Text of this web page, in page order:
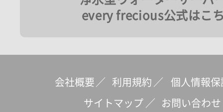
every frecious公式はこ
会社概要 ／ 利用規約 ／ 個人情報保
サイトマップ ／ お問い合わせ